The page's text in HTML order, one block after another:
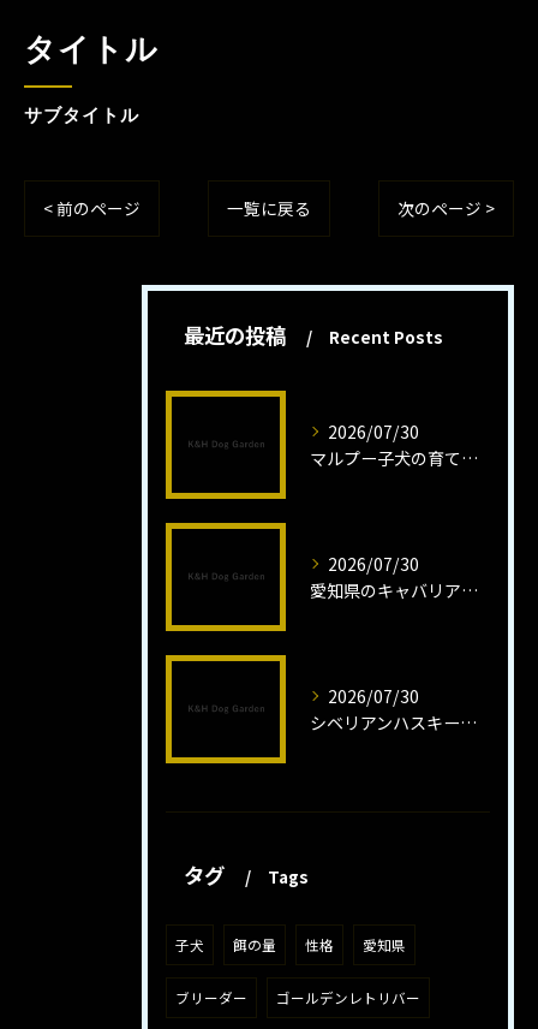
タイトル
サブタイトル
< 前のページ 一覧に戻る 次のページ >
最近の投稿 Recent Posts
2026/07/30
マルプー子犬の育て方と魅力解説
2026/07/30
愛知県のキャバリア子犬の魅力秘話
2026/07/30
シベリアンハスキー子犬の魅力と飼育法
タグ Tags
子犬 餌の量 性格 愛知県
ブリーダー ゴールデンレトリバー